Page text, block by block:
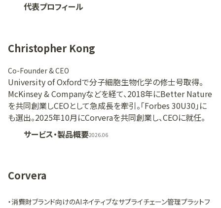
サービス・製品概要2026.06
Corvera
・消費財ブランド向けのAIネイティブなサプライチェーン管理プラットフ
代表プロフィール
Christopher Kong
Co-Founder & CEO
University of Oxfordで分子細胞生物化学の修士号取得。
McKinsey & Companyなどを経て、2018年にBetter Nature
を共同創業しCEOとして急成長を牽引。「Forbes 30U30」に
も選出。2025年10月にCorveraを共同創業し、CEOに就任。